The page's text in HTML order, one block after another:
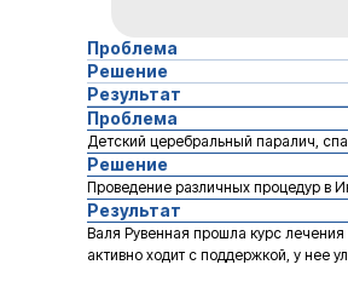
Проблема
Решение
Результат
Проблема
Детский церебральный паралич,
Решение
Проведение различных процедур в
Результат
Валя Рувенная прошла курс лечения
активно ходит с поддержкой, у нее